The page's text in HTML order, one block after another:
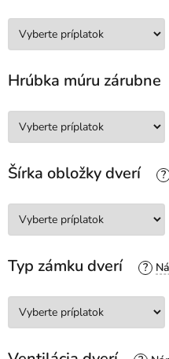
Hrúbka múru zárubne
Šírka obložky dverí ?
Typ zámku dverí ?